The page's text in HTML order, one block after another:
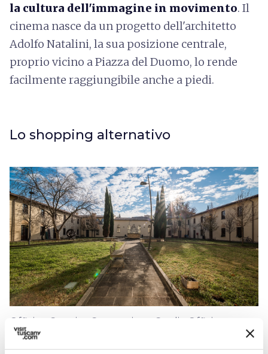
la cultura dell'immagine in movimento. Il
cinema nasce da un progetto dell'architetto
Adolfo Natalini, la sua posizione centrale,
proprio vicino a Piazza del Duomo, lo rende
facilmente raggiungibile anche a piedi.
Lo shopping alternativo
Officina Creativa Conventino - Credit:
Officina
Creativa